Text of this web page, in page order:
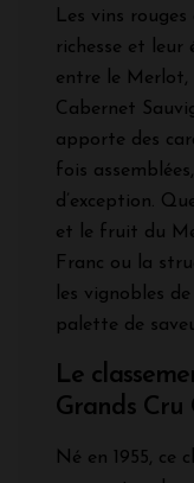
Les vins
richesse et leur
entre le Merlot,
Cabernet
apporte des
fois
d’exception.
et le fruit du
Franc ou la
les vignobles
palette de
Le
Grands Cru
Né en 1955, ce